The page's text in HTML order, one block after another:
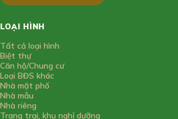
LOẠI HÌNH
Tất cả loại hình
Biệt thự
Căn hộ/Chung cư
Loại BĐS khác
Nhà mặt phố
Nhà mẫu
Nhà riêng
Trang trại, khu nghỉ dưỡng